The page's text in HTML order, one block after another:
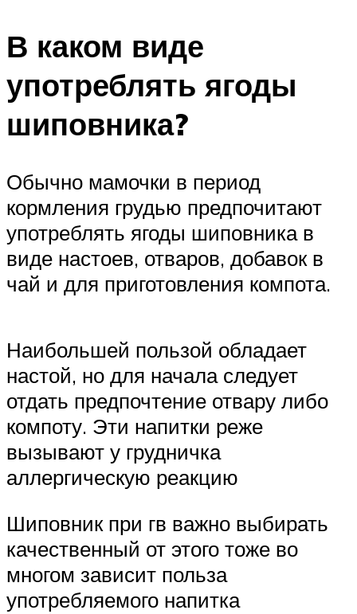
В каком виде
употреблять ягоды
шиповника?
Обычно мамочки в период
кормления грудью предпочитают
употреблять ягоды шиповника в
виде настоев, отваров, добавок в
чай и для приготовления компота.
Наибольшей пользой обладает
настой, но для начала следует
отдать предпочтение отвару либо
компоту. Эти напитки реже
вызывают у грудничка
аллергическую реакцию
Шиповник при гв важно выбирать
качественный от этого тоже во
многом зависит польза
употребляемого напитка